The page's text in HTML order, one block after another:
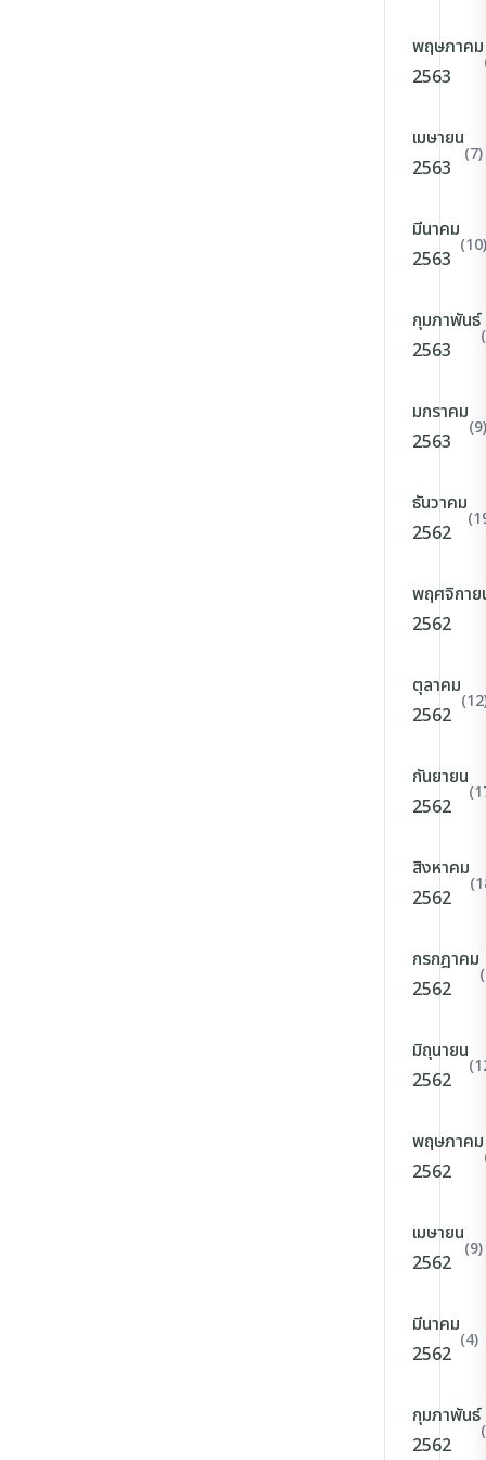
พฤษภาคม
2563
เมษายน
2563
(7)
มีนาคม
2563
(10)
กุมภาพันธ์
2563
มกราคม
2563
(9)
ธันวาคม
2562
พฤศจิกาย
2562
ตุลาคม
2562
กันยายน
2562
สิงหาคม
2562
กรกฎาคม
2562
มิถุนายน
2562
พฤษภาคม
2562
เมษายน
2562
(9)
มีนาคม
2562
(4)
กุมภาพันธ์
2562